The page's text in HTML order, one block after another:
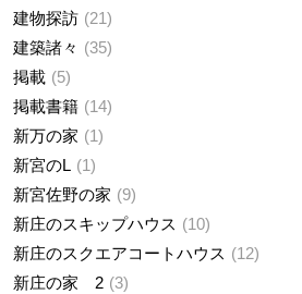
建物探訪
21
建築諸々
35
掲載
5
掲載書籍
14
新万の家
1
新宮のL
1
新宮佐野の家
9
新庄のスキップハウス
10
新庄のスクエアコートハウス
12
新庄の家 2 3